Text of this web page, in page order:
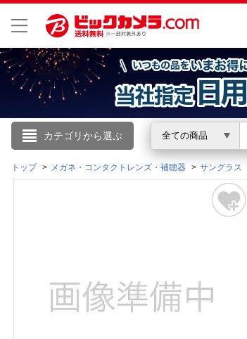
カテゴリから選ぶ 全ての商品
こんにちは
ログイン
閲覧履歴
トップ メガネ・コンタクトレンズ・補聴器 サングラス